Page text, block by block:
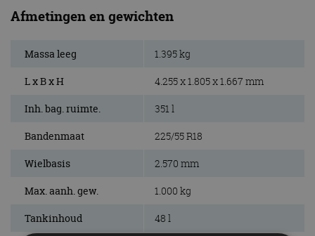
Afmetingen en gewichten
Massa leeg 1.395 kg
L x B x H 4.255 x 1.805 x 1.667 mm
Inh. bag. ruimte. 351 l
Bandenmaat 225/55 R18
Wielbasis 2.570 mm
Max. aanh. gew. 1.000 kg
Tankinhoud 48 l